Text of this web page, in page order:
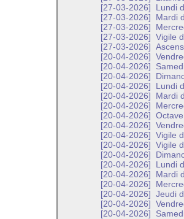
[27-03-2026]
Lundi
[27-03-2026]
Mardi
[27-03-2026]
[27-03-2026]
Vigile
[27-03-2026]
[20-04-2026]
[20-04-2026]
[20-04-2026]
[20-04-2026]
Lundi
[20-04-2026]
Mardi
[20-04-2026]
[20-04-2026]
[20-04-2026]
[20-04-2026]
Vigile
[20-04-2026]
Vigile
[20-04-2026]
[20-04-2026]
Lundi
[20-04-2026]
Mardi
[20-04-2026]
[20-04-2026]
Jeudi
[20-04-2026]
[20-04-2026]